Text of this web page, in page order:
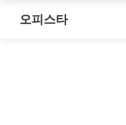
오피스타
스파여행
퇴근 후 나를 위한 리셋 코스
타이 마사지